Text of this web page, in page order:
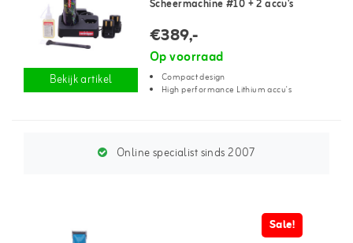
Bekijk artikel
Scheermachine #10 + 2 accu's
€389,-
Op voorraad
Compact design
High performance Lithium accu's
Online specialist sinds 2007
Sale!